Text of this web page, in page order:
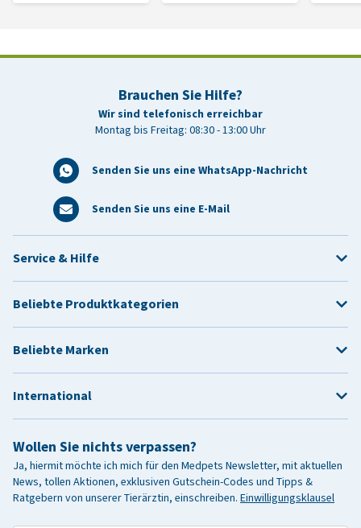
Brauchen Sie Hilfe?
Wir sind telefonisch erreichbar
Montag bis Freitag: 08:30 - 13:00 Uhr
Senden Sie uns eine WhatsApp-Nachricht
Senden Sie uns eine E-Mail
Wollen Sie nichts verpassen?
Ja, hiermit möchte ich mich für den Medpets Newsletter, mit aktuellen
News, tollen Aktionen, exklusiven Gutschein-Codes und Tipps &
Ratgebern von unserer Tierärztin, einschreiben. Einwilligungsklausel
Service & Hilfe
Beliebte Produktkategorien
Beliebte Marken
International